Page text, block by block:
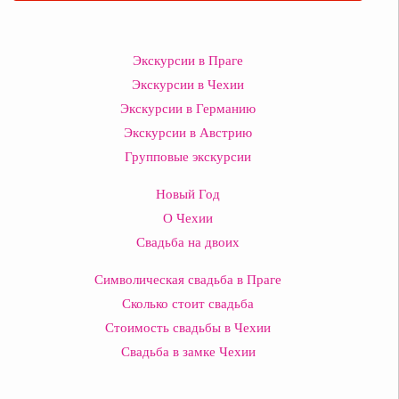
Экскурсии в Праге
Экскурсии в Чехии
Экскурсии в Германию
Экскурсии в Австрию
Групповые экскурсии
Новый Год
О Чехии
Свадьба на двоих
Символическая свадьба в Праге
Сколько стоит свадьба
Стоимость свадьбы в Чехии
Свадьба в замке Чехии